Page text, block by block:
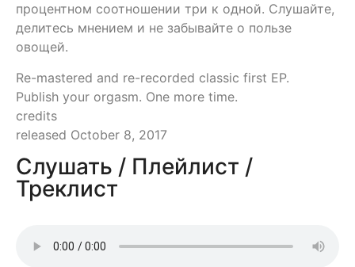
процентном соотношении три к одной. Слушайте,
делитесь мнением и не забывайте о пользе
овощей.
Re-mastered and re-recorded classic first EP.
Publish your orgasm. One more time.
credits
released October 8, 2017
Слушать / Плейлист /
Треклист